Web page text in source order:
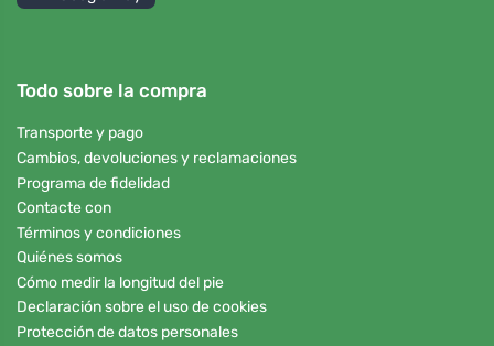
Todo sobre la compra
Transporte y pago
Cambios, devoluciones y reclamaciones
Programa de fidelidad
Contacte con
Términos y condiciones
Quiénes somos
Cómo medir la longitud del pie
Declaración sobre el uso de cookies
Protección de datos personales